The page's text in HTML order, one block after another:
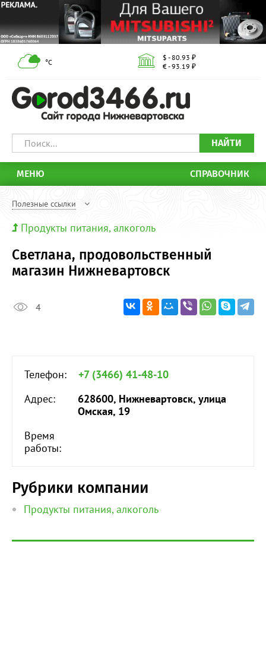
°С
$ - 80.93 ₽
€ - 93.19 ₽
НАЙТИ
МЕНЮ СПРАВОЧНИК
Полезные ссылки
Продукты питания, алкоголь
Светлана, продовольственный
магазин Нижневартовск
4
Телефон:
+7 (3466) 41-48-10
Адрес:
628600, Нижневартовск, улица
Омская, 19
Время
работы:
Рубрики компании
Продукты питания, алкоголь